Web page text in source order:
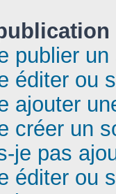
publier
éditer ou
ajouter
créer un
je pas
éditer ou